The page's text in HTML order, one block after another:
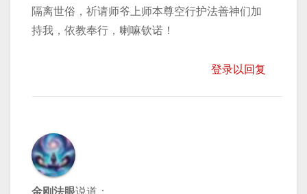
隔离世俗，祈请师爷上师本尊空行护法善神们加
持我，依教奉行，喇嘛钦诺！
登录以回复
金刚法眼说道：